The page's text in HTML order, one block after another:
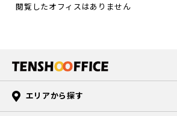
閲覧したオフィスはありません
エリアから探す